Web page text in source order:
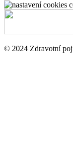
© 2024 Zdravotní